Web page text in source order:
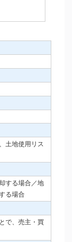
土地使用リス
する場合／地
る場合
で、売主・買